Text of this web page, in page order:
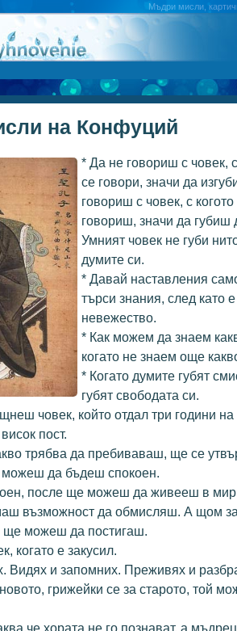
Мъдри мисли,
на Конфуций
* Да не говориш с човек,
се говори, значи да
говориш с човек, с
говориш, значи да губиш
Умният човек не губи
думите си.
* Давай наставления
търси знания, след като
невежество.
* Как можем да знаем
когато не знаем още
* Когато думите губят
губят свободата си.
човек, който отдал три години на
пост.
трябва да пребиваваш, ще се
да бъдеш спокоен.
после ще можеш да живееш в
възможност да обмисляш. А щом
ще можеш да постигаш.
когато е закусил.
Видях и запомних. Преживях и
грижейки се за старото, той
хората не го познават, а